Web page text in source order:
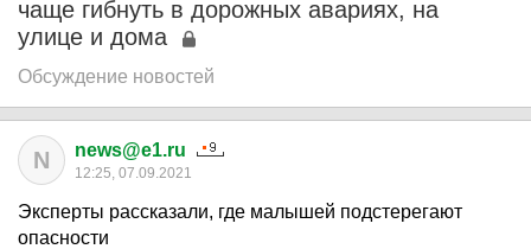
чаще гибнуть в дорожных авариях, на
улице и дома
Обсуждение новостей
N news@e1.ru
12:25, 07.09.2021
Эксперты рассказали, где малышей подстерегают
опасности